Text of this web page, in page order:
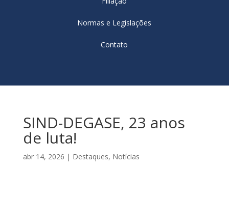
Normas e Legislações
Contato
SIND-DEGASE, 23 anos
de luta!
abr 14, 2026 | Destaques, Notícias